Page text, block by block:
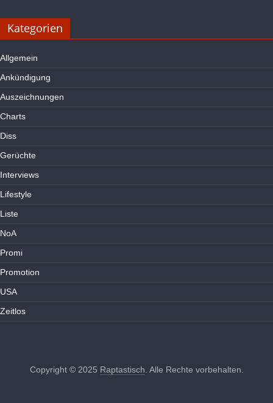
Kategorien
Allgemein
Ankündigung
Auszeichnungen
Charts
Diss
Gerüchte
Interviews
Lifestyle
Liste
NoA
Promi
Promotion
USA
Zeitlos
Copyright © 2025 Raptastisch. Alle Rechte vorbehalten.